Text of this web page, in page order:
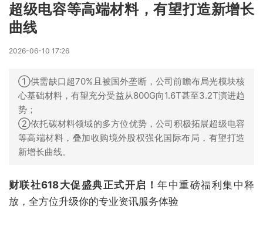
超级电容等高端材料，有望打造新增长
曲线
2026-06-10 17:26
①供需缺口超70%且被国外垄断，公司前瞻布局光模块核
心基础材料，有望充分受益从800G向1.6T甚至3.2T演进趋
势；
②依托碳材料领域的多方位优势，公司积极拓展超级电容
等高端材料，叠加收购境外股权强化国际布局，有望打造
新增长曲线。
财联社618大促盛典正式开启！年中重磅福利集中释
放，全方位升级你的专业资讯服务体验